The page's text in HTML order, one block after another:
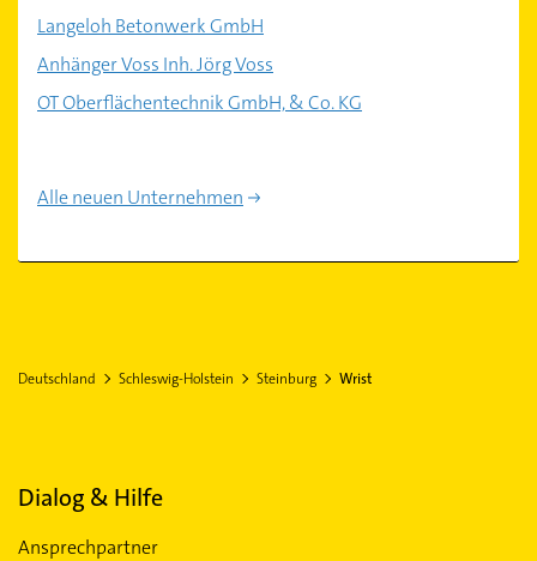
Langeloh Betonwerk GmbH
Anhänger Voss Inh. Jörg Voss
OT Oberflächentechnik GmbH, & Co. KG
Alle neuen Unternehmen
Deutschland Schleswig-Holstein Steinburg Wrist
Dialog & Hilfe
Ansprechpartner